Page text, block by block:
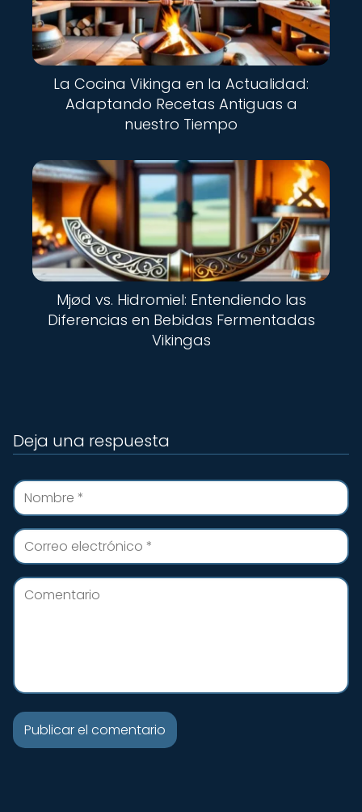
La Cocina Vikinga en la Actualidad:
Adaptando Recetas Antiguas a
nuestro Tiempo
Mjød vs. Hidromiel: Entendiendo las
Diferencias en Bebidas Fermentadas
Vikingas
Deja una respuesta